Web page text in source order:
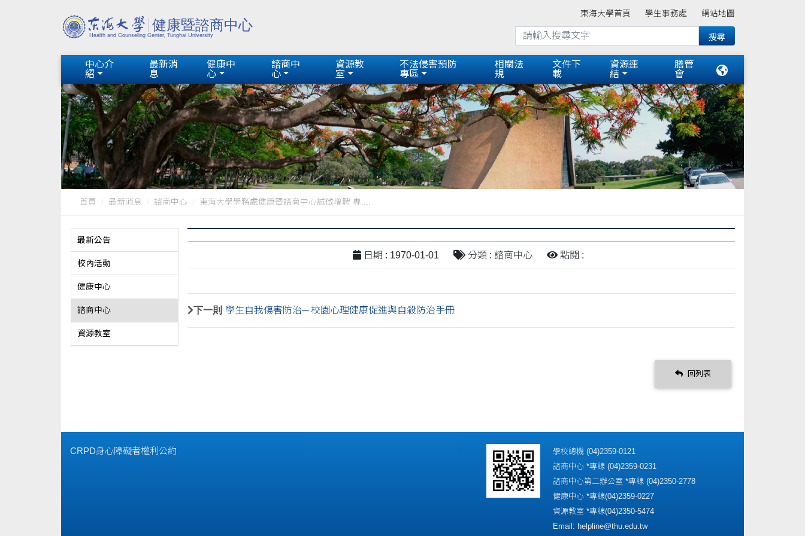
東海大學首頁 學生事務處 網站地圖
中心介
紹
最新消
息
健康中
心
諮商中
心
資源教
室
不法侵害預防
專區
相關法
規
文件下
載
資源連
結
膳管
會
首頁 最新消息 諮商中心 東海大學學務處健康暨諮商中心誠徵增聘 專....
最新公告
校內活動
健康中心
諮商中心
資源教室
日期 : 1970-01-01 分類 : 諮商中心 點閱 :
下一則 學生自我傷害防治─ 校園心理健康促進與自殺防治手冊
回列表
CRPD身心障礙者權利公約
學校總機 (04)2359-0121
諮商中心 *專線 (04)2359-0231
諮商中心第二辦公室 *專線 (04)2350-2778
健康中心 *專線(04)2359-0227
資源教室 *專線(04)2350-5474
Email: helpline@thu.edu.tw